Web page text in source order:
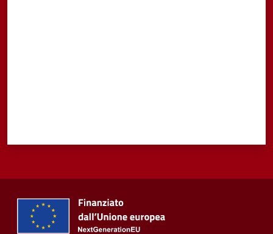
argomenti...
Seguici